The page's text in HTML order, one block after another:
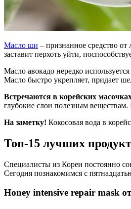
Масло ши – признанное средство
заставит перхоть уйти,
Масло авокадо нередко
Масло быстро укрепляет, придает
Встречаются в корейских
глубокие слои полезным
На заметку! Кокосовая вода в
Топ-15 лучших
Специалисты из Кореи постоянно
Сегодня познакомимся с
Honey intensive repair mask